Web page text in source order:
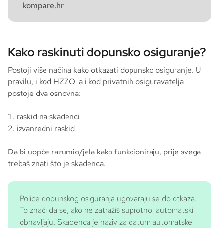
kompare.hr
Kako raskinuti dopunsko osiguranje?
Postoji više načina kako otkazati dopunsko osiguranje. U
pravilu, i kod HZZO-a i kod privatnih osiguravatelja
postoje dva osnovna:
raskid na skadenci
izvanredni raskid
Da bi uopće razumio/jela kako funkcioniraju, prije svega
trebaš znati što je skadenca.
Police dopunskog osiguranja ugovaraju se do otkaza.
To znači da se, ako ne zatražiš suprotno, automatski
obnavljaju. Skadenca je naziv za datum automatske